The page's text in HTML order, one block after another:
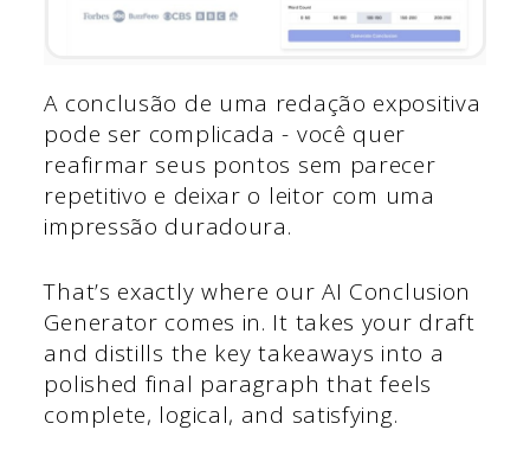
A conclusão de uma redação expositiva
pode ser complicada - você quer
reafirmar seus pontos sem parecer
repetitivo e deixar o leitor com uma
impressão duradoura.
That’s exactly where our AI Conclusion
Generator comes in. It takes your draft
and distills the key takeaways into a
polished final paragraph that feels
complete, logical, and satisfying.